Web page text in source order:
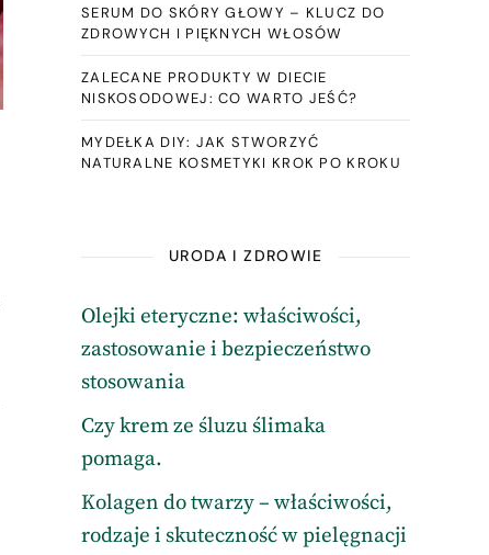
SERUM DO SKÓRY GŁOWY – KLUCZ DO
ZDROWYCH I PIĘKNYCH WŁOSÓW
ZALECANE PRODUKTY W DIECIE
NISKOSODOWEJ: CO WARTO JEŚĆ?
MYDEŁKA DIY: JAK STWORZYĆ
NATURALNE KOSMETYKI KROK PO KROKU
URODA I ZDROWIE
Olejki eteryczne: właściwości,
zastosowanie i bezpieczeństwo
stosowania
Czy krem ze śluzu ślimaka
pomaga.
Kolagen do twarzy – właściwości,
rodzaje i skuteczność w pielęgnacji